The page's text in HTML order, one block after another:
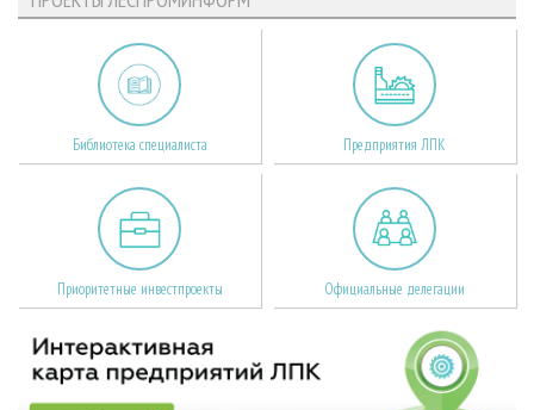
Библиотека специалиста Предприятия ЛПК
Приоритетные инвестпроекты Официальные делегации